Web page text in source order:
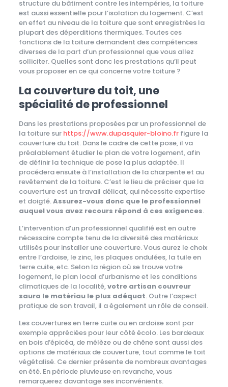
structure du bâtiment contre les intempéries, la toiture
est aussi essentielle pour l’isolation du logement. C’est
en effet au niveau de la toiture que sont enregistrées la
plupart des déperditions thermiques. Toutes ces
fonctions de la toiture demandent des compétences
diverses de la part d’un professionnel que vous allez
solliciter. Quelles sont donc les prestations qu’il peut
vous proposer en ce qui concerne votre toiture ?
La couverture du toit, une
spécialité de professionnel
Dans les prestations proposées par un professionnel de
la toiture sur https://www.dupasquier-bloino.frfigure la
couverture du toit. Dans le cadre de cette pose, il va
préalablement étudier le plan de votre logement, afin
de définir la technique de pose la plus adaptée. Il
procédera ensuite à l’installation de la charpente et au
revêtement de la toiture. C’est le lieu de préciser que la
couverture est un travail délicat, qui nécessite expertise
et doigté.Assurez-vous donc que le professionnel
auquel vous avez recours répond à ces exigences.
L’intervention d’un professionnel qualifié est en outre
nécessaire compte tenu de la diversité des matériaux
utilisés pour installer une couverture. Vous aurez le choix
entre l’ardoise, le zinc, les plaques ondulées, la tuile en
terre cuite, etc. Selon la région où se trouve votre
logement, le plan local d’urbanisme et les conditions
climatiques de la localité,votre artisan couvreur
saura le matériau le plus adéquat. Outre l’aspect
pratique de son travail, il a également un rôle de conseil.
Les couvertures en terre cuite ou en ardoise sont par
exemple appréciées pour leur côté écolo. Les bardeaux
en bois d’épicéa, de mélèze ou de chêne sont aussi des
options de matériaux de couverture, tout comme le toit
végétalisé. Ce dernier présente de nombreux avantages
en été. En période pluvieuse en revanche, vous
remarquerez davantage ses inconvénients.